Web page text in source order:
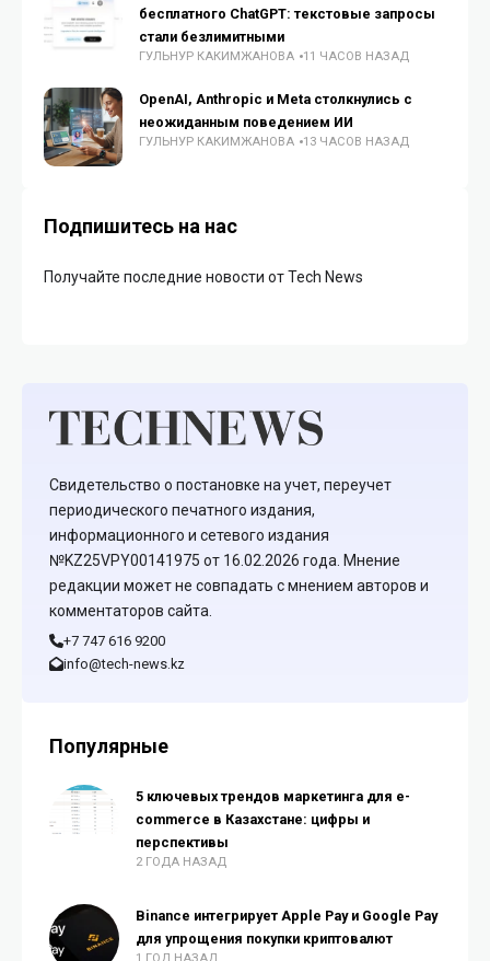
бесплатного ChatGPT: текстовые запросы
стали безлимитными
ГУЛЬНУР КАКИМЖАНОВА 11 ЧАСОВ НАЗАД
OpenAI, Anthropic и Meta столкнулись с
неожиданным поведением ИИ
ГУЛЬНУР КАКИМЖАНОВА 13 ЧАСОВ НАЗАД
Подпишитесь на нас
Получайте последние новости от Tech News
Свидетельство о постановке на учет, переучет
периодического печатного издания,
информационного и сетевого издания
№KZ25VPY00141975 от 16.02.2026 года. Мнение
редакции может не совпадать с мнением авторов и
комментаторов сайта.
+7 747 616 9200
info@tech-news.kz
Популярные
5 ключевых трендов маркетинга для e-
commerce в Казахстане: цифры и
перспективы
2 ГОДА НАЗАД
Binance интегрирует Apple Pay и Google Pay
для упрощения покупки криптовалют